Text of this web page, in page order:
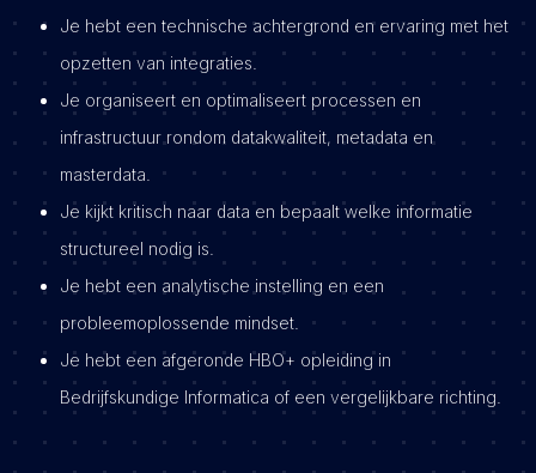
Je hebt een technische achtergrond en ervaring met het
opzetten van integraties.
Je organiseert en optimaliseert processen en
infrastructuur rondom datakwaliteit, metadata en
masterdata.
Je kijkt kritisch naar data en bepaalt welke informatie
structureel nodig is.
Je hebt een analytische instelling en een
probleemoplossende mindset.
Je hebt een afgeronde HBO+ opleiding in
Bedrijfskundige Informatica of een vergelijkbare richting.